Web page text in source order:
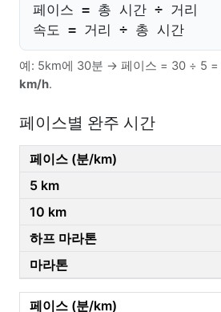
페이스 = 총 시간 ÷ 거리
속도 = 거리 ÷ 총 시간
예: 5km에 30분 → 페이스 = 30 ÷ 5 =
km/h.
페이스별 완주 시간